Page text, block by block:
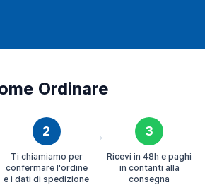
Ordinare
2
Ti chiamiamo per
confermare l'ordine
e i dati di spedizione
→ 3
Ricevi in 48h e paghi
in contanti alla
consegna